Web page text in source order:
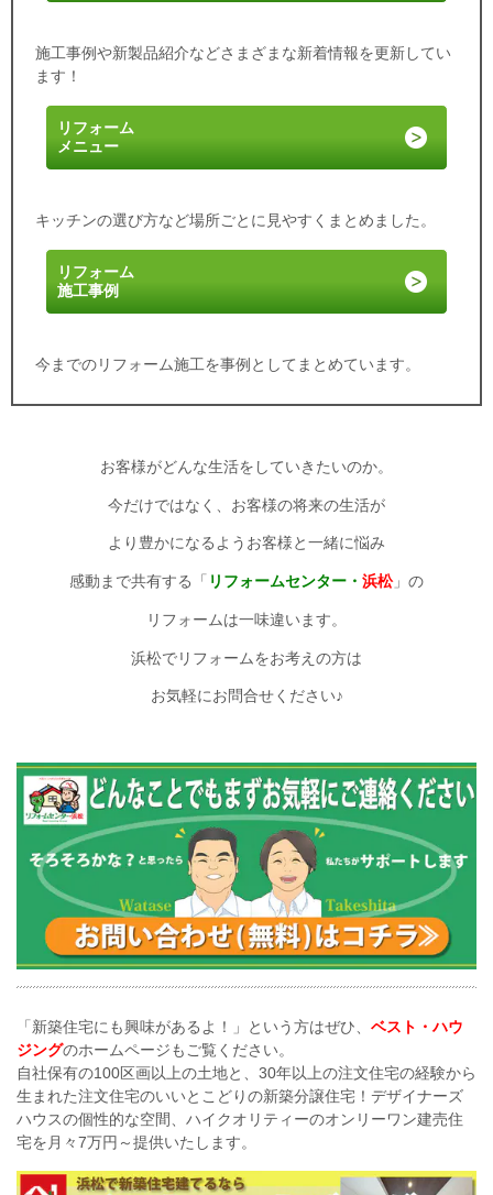
施工事例や新製品紹介などさまざまな新着情報を更新してい
ます！
リフォーム
メニュー
キッチンの選び方など場所ごとに見やすくまとめました。
リフォーム
施工事例
今までのリフォーム施工を事例としてまとめています。
お客様がどんな生活をしていきたいのか。
今だけではなく、お客様の将来の生活が
より豊かになるようお客様と一緒に悩み
感動まで共有する「 リフォームセンター・ 浜松」の
リフォームは一味違います。
浜松でリフォームをお考えの方は
お気軽にお問合せください♪
「新築住宅にも興味があるよ！」という方はぜひ、 ベスト・ハウ
ジングのホームページもご覧ください。
自社保有の100区画以上の土地と、30年以上の注文住宅の経験から
生まれた注文住宅のいいとこどりの新築分譲住宅！デザイナーズ
ハウスの個性的な空間、 ハイクオリティーのオンリーワン建売住
宅を月々7万円～提供いたします。